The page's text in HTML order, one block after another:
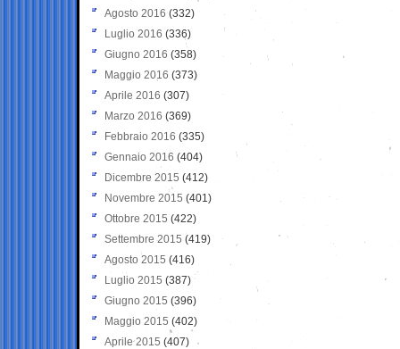
Agosto 2016 (332)
Luglio 2016 (336)
Giugno 2016 (358)
Maggio 2016 (373)
Aprile 2016 (307)
Marzo 2016 (369)
Febbraio 2016 (335)
Gennaio 2016 (404)
Dicembre 2015 (412)
Novembre 2015 (401)
Ottobre 2015 (422)
Settembre 2015 (419)
Agosto 2015 (416)
Luglio 2015 (387)
Giugno 2015 (396)
Maggio 2015 (402)
Aprile 2015 (407)